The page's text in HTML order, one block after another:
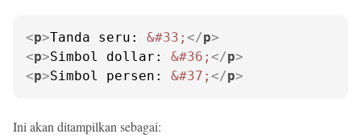
<p>Tanda seru: &#33; </p>
<p>Simbol dollar: &#36; </p>
<p>Simbol persen: &#37; </p>
Ini akan ditampilkan sebagai: